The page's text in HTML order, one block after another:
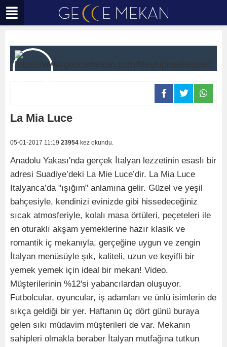
La Mia Luce
05-01-2017 11:19 23954 kez okundu.
Anadolu Yakası'nda gerçek İtalyan lezzetinin esaslı bir
adresi Suadiye’deki La Mie Luce’dir. La Mia Luce
Italyanca’da "ışığım" anlamına gelir. Güzel ve yeşil
bahçesiyle, kendinizi evinizde gibi hissedeceğiniz
sıcak atmosferiyle, kolalı masa örtüleri, peçeteleri ile
en oturaklı akşam yemeklerine hazır klasik ve
romantik iç mekanıyla, gerçeğine uygun ve zengin
İtalyan menüsüyle şık, kaliteli, uzun ve keyifli bir
yemek yemek için ideal bir mekan! Video.
Müşterilerinin %12'si yabancılardan oluşuyor.
Futbolcular, oyuncular, iş adamları ve ünlü isimlerin de
sıkça geldiği bir yer. Haftanın üç dört günü buraya
gelen sıkı müdavim müşterileri de var. Mekanın
sahipleri olmakla beraber İtalyan mutfağına tutkun